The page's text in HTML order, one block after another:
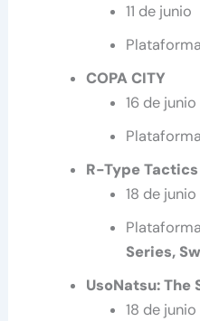
11 de junio
COPA CITY
16 de junio
R-Type
18 de junio
Series,
UsoNatsu: The
18 de junio